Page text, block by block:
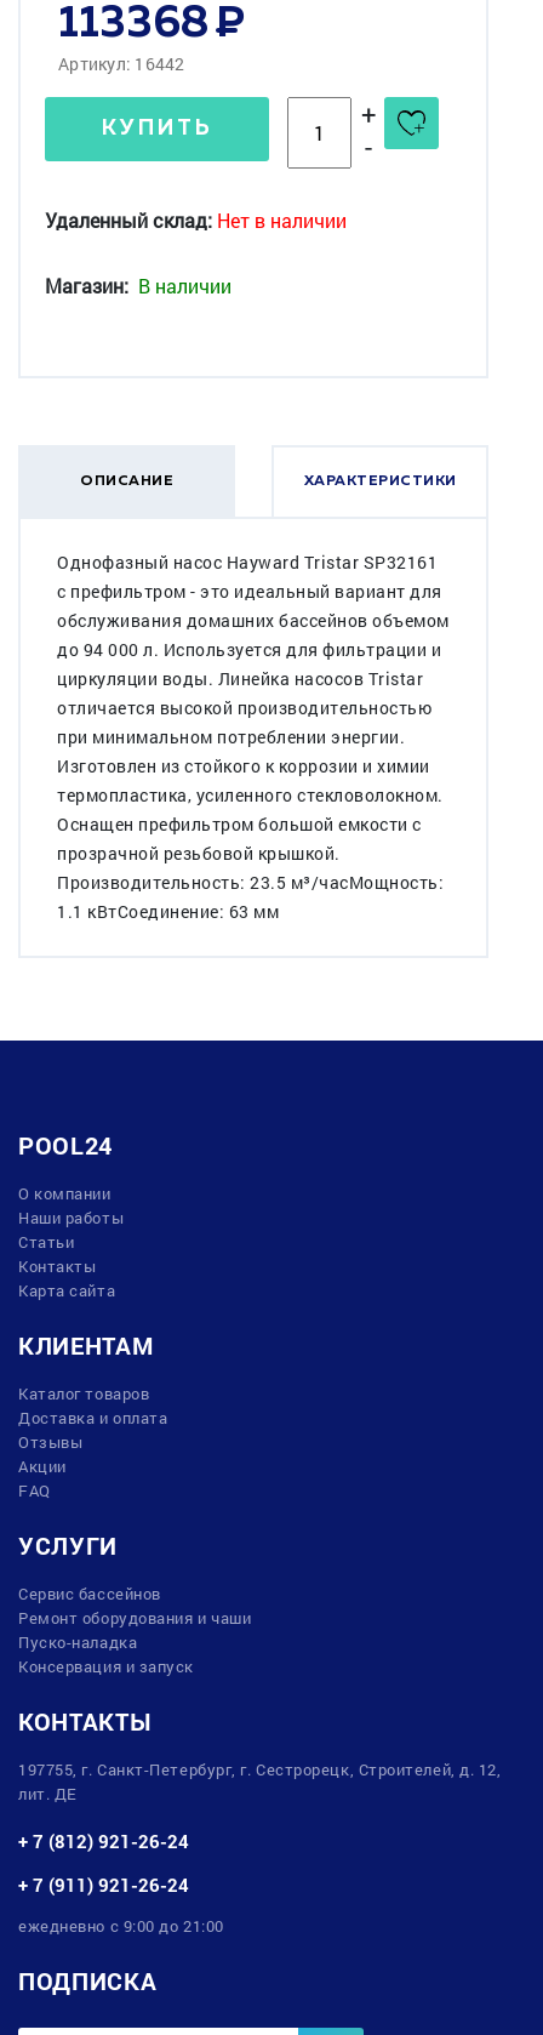
113368
Артикул: 16442
КУПИТЬ
+
-
Удаленный склад: Нет в наличии
Магазин: В наличии
ОПИСАНИЕ ХАРАКТЕРИСТИКИ
Однофазный насос Hayward Tristar SP32161
c префильтром - это идеальный вариант для
обслуживания домашних бассейнов объемом
до 94 000 л. Используется для фильтрации и
циркуляции воды. Линейка насосов Tristar
отличается высокой производительностью
при минимальном потреблении энергии.
Изготовлен из стойкого к коррозии и химии
термопластика, усиленного стекловолокном.
Оснащен префильтром большой емкости с
прозрачной резьбовой крышкой.
Производительность: 23.5 м³/часМощность:
1.1 кВтСоединение: 63 мм
POOL24
О компании
Наши работы
Статьи
Контакты
Карта сайта
КЛИЕНТАМ
Каталог товаров
Доставка и оплата
Отзывы
Акции
FAQ
УСЛУГИ
Сервис бассейнов
Ремонт оборудования и чаши
Пуско-наладка
Консервация и запуск
КОНТАКТЫ
197755, г. Санкт-Петербург, г. Сестрорецк, Строителей, д. 12,
лит. ДЕ
+ 7 (812) 921-26-24
+ 7 (911) 921-26-24
ежедневно с 9:00 до 21:00
ПОДПИСКА